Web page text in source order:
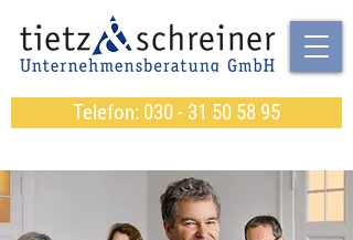
Telefon: 030 - 31 50 58 95